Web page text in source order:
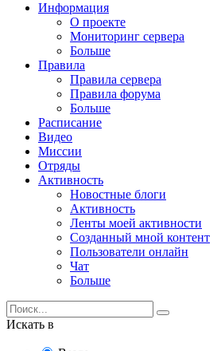
Информация
О проекте
Мониторинг сервера
Больше
Правила
Правила сервера
Правила форума
Больше
Расписание
Видео
Миссии
Отряды
Активность
Новостные блоги
Активность
Ленты моей активности
Созданный мной контент
Пользователи онлайн
Чат
Больше
Искать в